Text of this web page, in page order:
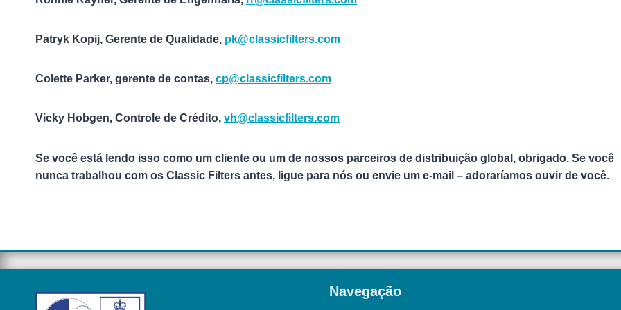
Patryk Kopij, Gerente de Qualidade, pk@classicfilters.com
Colette Parker, gerente de contas, cp@classicfilters.com
Vicky Hobgen, Controle de Crédito, vh@classicfilters.com
Se você está lendo isso como um cliente ou um de nossos parceiros de distribuição global, obrigado. Se você
nunca trabalhou com os Classic Filters antes, ligue para nós ou envie um e-mail – adoraríamos ouvir de você.
Navegação